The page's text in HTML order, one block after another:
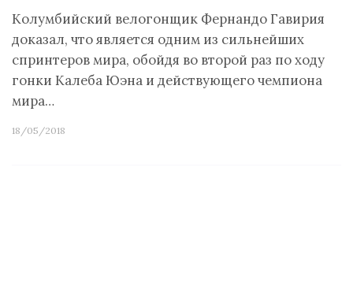
Колумбийский велогонщик Фернандо Гавирия
доказал, что является одним из сильнейших
спринтеров мира, обойдя во второй раз по ходу
гонки Калеба Юэна и действующего чемпиона
мира…
18/05/2018